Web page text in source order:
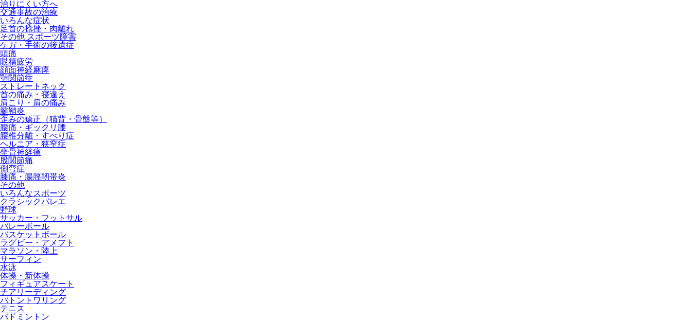
治りにくい方へ
交通事故の治療
いろんな症状
足首の捻挫・肉離れ
その他 スポーツ障害
ケガ・手術の後遺症
頭痛
眼精疲労
顔面神経麻痺
顎関節症
ストレートネック
首の痛み・寝違え
肩こり・肩の痛み
腱鞘炎
歪みの矯正（猫背・骨盤等）
腰痛・ギックリ腰
腰椎分離・すべり症
ヘルニア・狭窄症
坐骨神経痛
股関節痛
側弯症
膝痛・腸脛靭帯炎
その他
いろんなスポーツ
クラシックバレエ
野球
サッカー・フットサル
バレーボール
バスケットボール
ラグビー・アメフト
マラソン・陸上
サーフィン
水泳
体操・新体操
フィギュアスケート
チアリーディング
バトントワリング
テニス
バドミントン